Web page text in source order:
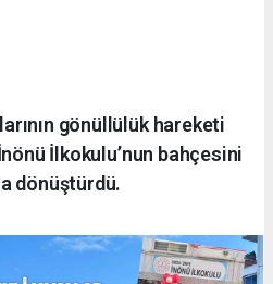
gönüllülük hareketi
İlkokulu’nun bahçesini
dönüştürdü.